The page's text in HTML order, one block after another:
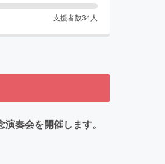
支援者数34人
奏会を開催します。